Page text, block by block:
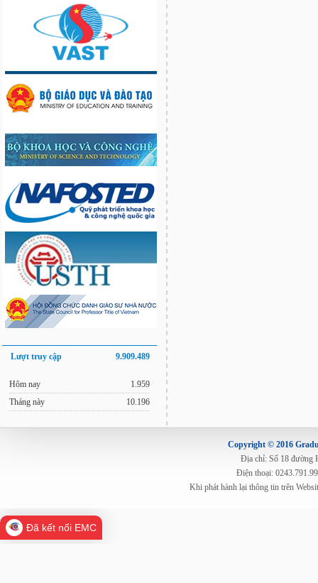
Lượt truy cập 9.909.489
Hôm nay
Tháng này
1.959
10.196
Copyright © 2016
Địa chỉ: Số 18 đường
Điện thoại:
Khi phát hành lại thông tin trên
Đã kết nối EMC